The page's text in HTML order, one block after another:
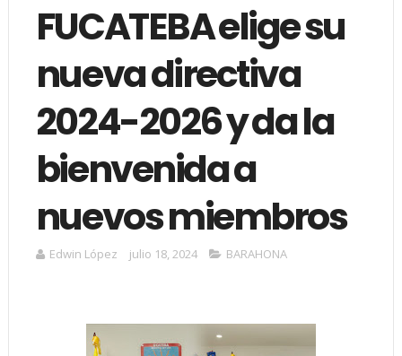
FUCATEBA elige su
nueva directiva
2024-2026 y da la
bienvenida a
nuevos miembros
Edwin López julio 18, 2024 BARAHONA